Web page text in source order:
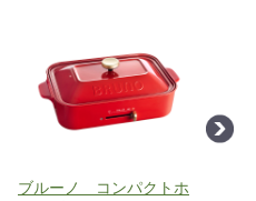
ブルーノ コンパクトホ